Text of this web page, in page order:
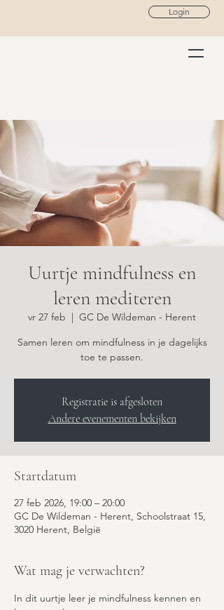
Login
Uurtje mindfulness en
leren mediteren
vr 27 feb
  |
GC De Wildeman - Herent
Samen leren om mindfulness in je dagelijks
toe te passen.
Registratie is afgesloten
Andere evenementen bekijken
Startdatum
27 feb 2026, 19:00 – 20:00
GC De Wildeman - Herent, Schoolstraat 15,
3020 Herent, België
Wat mag je verwachten?
In dit uurtje leer je mindfulness kennen en